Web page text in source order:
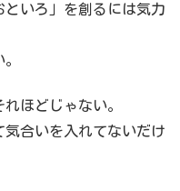
いろ」を創るには気力
ほどじゃない。
合いを入れてないだけ